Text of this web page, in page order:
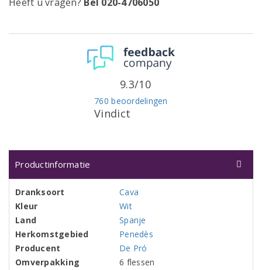
Vindict
760 beoordelingen
9.3/10
Productinformatie
Dranksoort
Cava
Kleur
Wit
Land
Spanje
Herkomstgebied
Penedès
Producent
De Pró
Omverpakking
6 flessen